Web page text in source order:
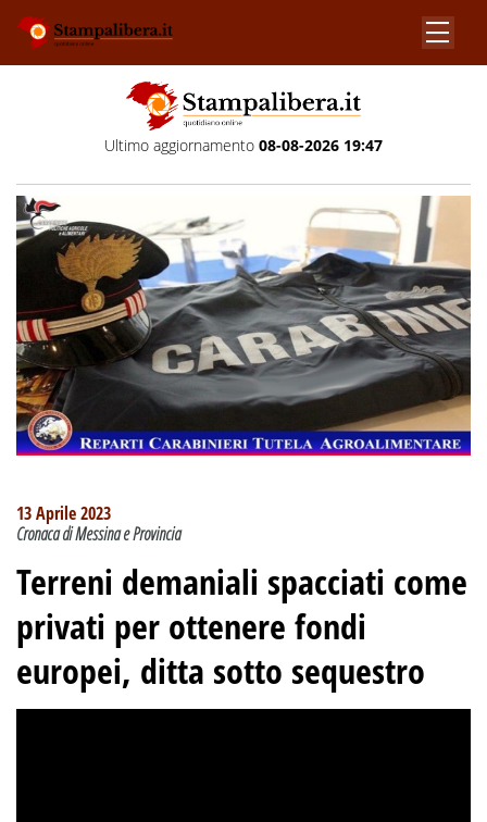
Ultimo aggiornamento 08-08-2026 19:47
13 Aprile 2023
Cronaca di Messina e Provincia
Terreni demaniali spacciati come
privati per ottenere fondi
europei, ditta sotto sequestro